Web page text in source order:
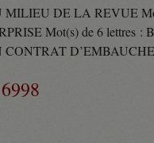
MILIEU DE LA REVUE
Mot(s) de 6 lettres :
CONTRAT